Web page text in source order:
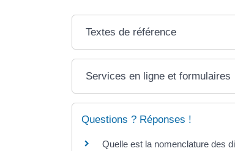
Textes de référence
Services en ligne et formulaires
Questions ? Réponses !
Quelle est la nomenclature des